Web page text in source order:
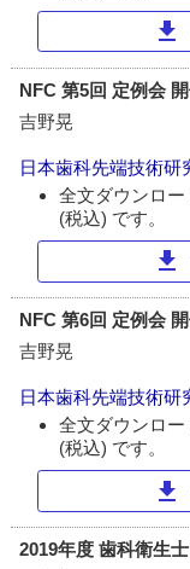
download
NFC 第5回 定例会
吉野晃
日本歯科先端技術研
全文ダウンロ
(税込) です。
download
NFC 第6回 定例会
吉野晃
日本歯科先端技術研
全文ダウンロ
(税込) です。
download
2019年度 歯科衛生